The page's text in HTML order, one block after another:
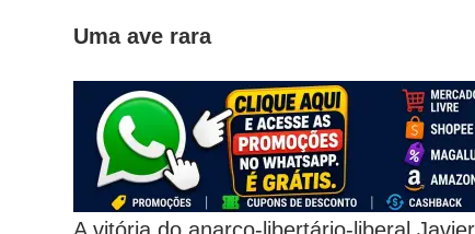
Uma ave rara